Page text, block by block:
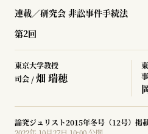
連載／研究会 非訟事件手続法
第2回
東京大学教授
司会 /畑 瑞穂
論究ジュリスト2015年冬号（12号）掲